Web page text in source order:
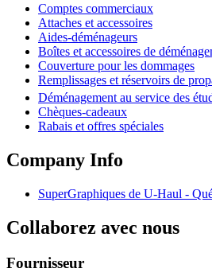
Comptes commerciaux
Attaches et accessoires
Aides-déménageurs
Boîtes et accessoires de
Couverture pour les dommages
Remplissages et réservoirs de
Déménagement au service des
Chèques-cadeaux
Rabais et offres spéciales
Company Info
SuperGraphiques de U-Haul -
Collaborez avec nous
Fournisseur